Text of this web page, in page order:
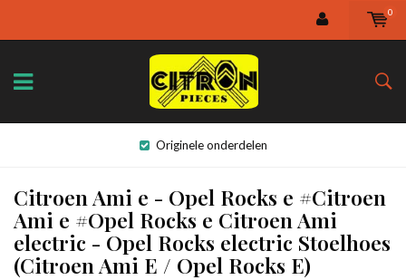
0
Originele onderdelen
Citroen Ami e - Opel Rocks e #Citroen
Ami e #Opel Rocks e Citroen Ami
electric - Opel Rocks electric Stoelhoes
(Citroen Ami E / Opel Rocks E)